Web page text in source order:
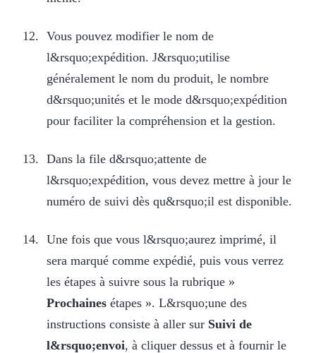
Vous pouvez modifier le nom de
l&rsquo;expédition. J&rsquo;utilise
généralement le nom du produit, le nombre
d&rsquo;unités et le mode d&rsquo;expédition
pour faciliter la compréhension et la gestion.
Dans la file d&rsquo;attente de
l&rsquo;expédition, vous devez mettre à jour le
numéro de suivi dès qu&rsquo;il est disponible.
Une fois que vous l&rsquo;aurez imprimé, il
sera marqué comme expédié, puis vous verrez
les étapes à suivre sous la rubrique »
Prochainesétapes ». L&rsquo;une des
instructions consiste à aller sur Suivi de
l&rsquo;envoi, à cliquer dessus et à fournir le